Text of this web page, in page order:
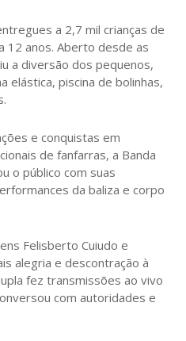
a 2,7 mil crianças de
12 anos. Aberto desde as
a diversão dos pequenos,
elástica, piscina de bolinhas,
e conquistas em
de fanfarras, a Banda
o público com suas
da baliza e corpo
Felisberto Cuiudo e
alegria e descontração à
fez transmissões ao vivo
com autoridades e